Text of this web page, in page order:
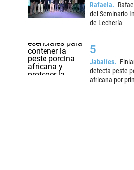
Rafaela
del Seminario
de Lechería
Jabalíes
detecta peste
africana por